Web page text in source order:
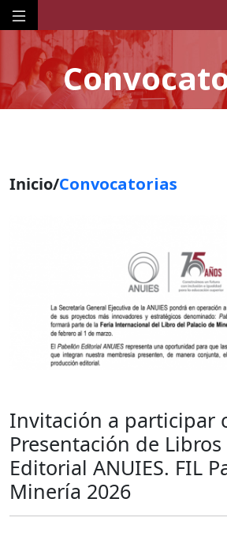
Inicio/Convocatorias
Invitación a participar
Presentación de
Editorial ANUIES. FIL
Minería 2026